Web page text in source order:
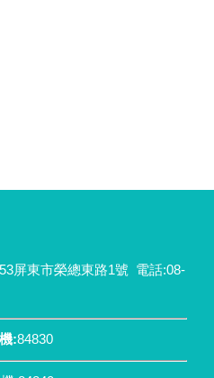
屏東市榮總東路1號 電話:08-
:84830